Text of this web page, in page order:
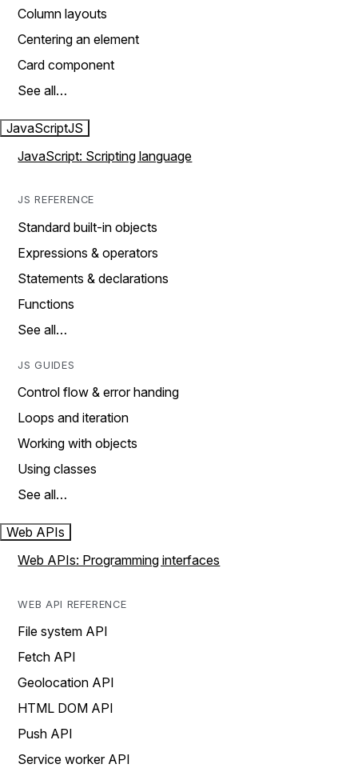
Column layouts
Centering an element
Card component
See all…
JavaScriptJS
JavaScript: Scripting language
JS REFERENCE
Standard built-in objects
Expressions & operators
Statements & declarations
Functions
See all…
JS GUIDES
Control flow & error handing
Loops and iteration
Working with objects
Using classes
See all…
Web APIs
Web APIs: Programming interfaces
WEB API REFERENCE
File system API
Fetch API
Geolocation API
HTML DOM API
Push API
Service worker API